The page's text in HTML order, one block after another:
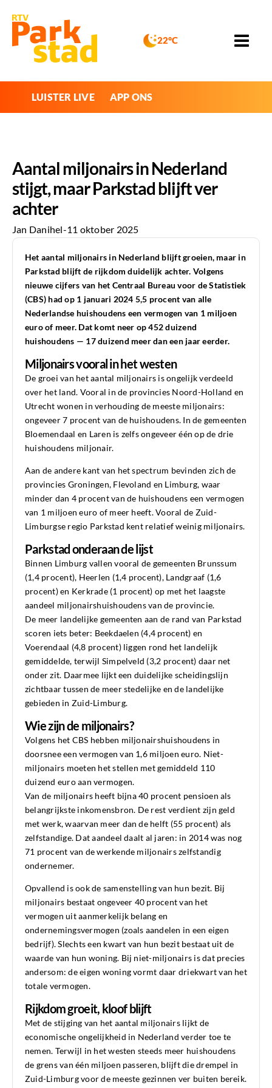
22°C
LUISTER LIVE APP ONS
Aantal miljonairs in Nederland
stijgt, maar Parkstad blijft ver
achter
Jan Danihel-11 oktober 2025
Het aantal miljonairs in Nederland blijft groeien, maar in
Parkstad blijft de rijkdom duidelijk achter. Volgens
nieuwe cijfers van het Centraal Bureau voor de Statistiek
(CBS) had op 1 januari 2024 5,5 procent van alle
Nederlandse huishoudens een vermogen van 1 miljoen
euro of meer. Dat komt neer op 452 duizend
huishoudens — 17 duizend meer dan een jaar eerder.
Miljonairs vooral in het westen
De groei van het aantal miljonairs is ongelijk verdeeld
over het land. Vooral in de provincies Noord-Holland en
Utrecht wonen in verhouding de meeste miljonairs:
ongeveer 7 procent van de huishoudens. In de gemeenten
Bloemendaal en Laren is zelfs ongeveer één op de drie
huishoudens miljonair.
Aan de andere kant van het spectrum bevinden zich de
provincies Groningen, Flevoland en Limburg, waar
minder dan 4 procent van de huishoudens een vermogen
van 1 miljoen euro of meer heeft. Vooral de Zuid-
Limburgse regio Parkstad kent relatief weinig miljonairs.
Parkstad onderaan de lijst
Binnen Limburg vallen vooral de gemeenten Brunssum
(1,4 procent), Heerlen (1,4 procent), Landgraaf (1,6
procent) en Kerkrade (1 procent) op met het laagste
aandeel miljonairshuishoudens van de provincie.
De meer landelijke gemeenten aan de rand van Parkstad
scoren iets beter: Beekdaelen (4,4 procent) en
Voerendaal (4,8 procent) liggen rond het landelijk
gemiddelde, terwijl Simpelveld (3,2 procent) daar net
onder zit. Daarmee lijkt een duidelijke scheidingslijn
zichtbaar tussen de meer stedelijke en de landelijke
gebieden in Zuid-Limburg.
Wie zijn de miljonairs?
Volgens het CBS hebben miljonairshuishoudens in
doorsnee een vermogen van 1,6 miljoen euro. Niet-
miljonairs moeten het stellen met gemiddeld 110
duizend euro aan vermogen.
Van de miljonairs heeft bijna 40 procent pensioen als
belangrijkste inkomensbron. De rest verdient zijn geld
met werk, waarvan meer dan de helft (55 procent) als
zelfstandige. Dat aandeel daalt al jaren: in 2014 was nog
71 procent van de werkende miljonairs zelfstandig
ondernemer.
Opvallend is ook de samenstelling van hun bezit. Bij
miljonairs bestaat ongeveer 40 procent van het
vermogen uit aanmerkelijk belang en
ondernemingsvermogen (zoals aandelen in een eigen
bedrijf). Slechts een kwart van hun bezit bestaat uit de
waarde van hun woning. Bij niet-miljonairs is dat precies
andersom: de eigen woning vormt daar driekwart van het
totale vermogen.
Rijkdom groeit, kloof blijft
Met de stijging van het aantal miljonairs lijkt de
economische ongelijkheid in Nederland verder toe te
nemen. Terwijl in het westen steeds meer huishoudens
de grens van één miljoen passeren, blijft die drempel in
Zuid-Limburg voor de meeste gezinnen ver buiten bereik.